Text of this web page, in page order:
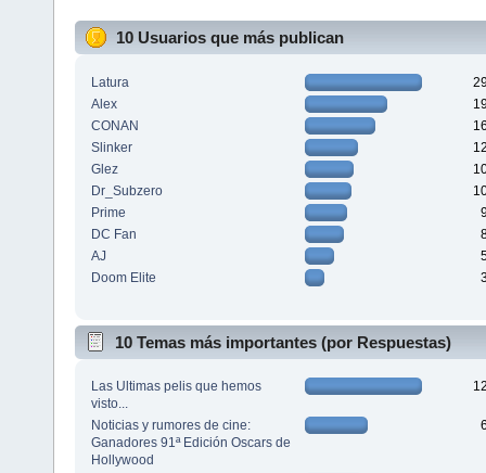
10 Usuarios que más publican
Latura
Alex
CONAN
Slinker
Glez
Dr_Subzero
Prime
DC Fan
AJ
Doom Elite
10 Temas más importantes (por Respuestas)
Las Ultimas pelis que hemos
visto...
Noticias y rumores de cine:
Ganadores 91ª Edición Oscars de
Hollywood